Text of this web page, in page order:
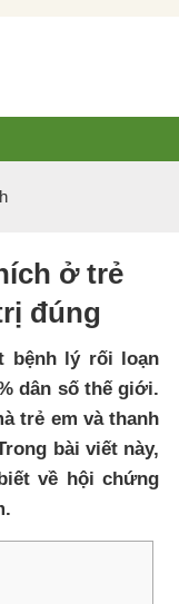
ở trẻ
đúng
bệnh lý rối loạn
dân số thế giới.
trẻ em và thanh
bài viết này,
về hội chứng